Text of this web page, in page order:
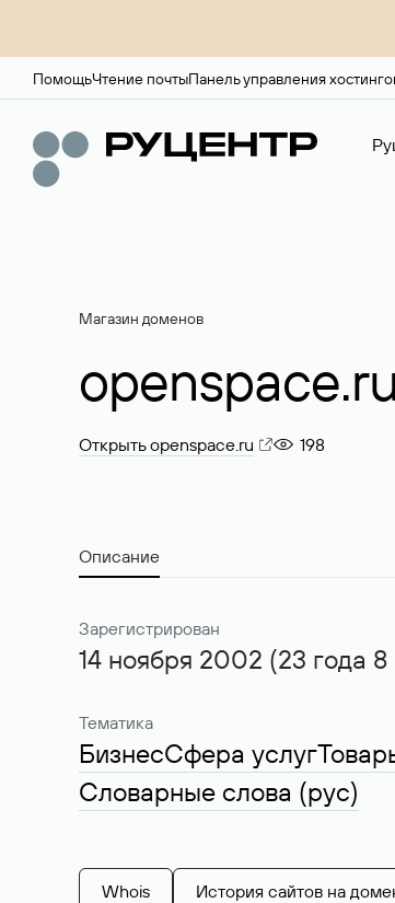
ПомощьЧтение почтыПанель управления
Магазин доменов
Открыть openspace.ru 198
Описание
Зарегистрирован
14 ноября 2002 (23 года
Тематика
БизнесСфера услуг
Словарные слова (рус)
Whois История сайтов на